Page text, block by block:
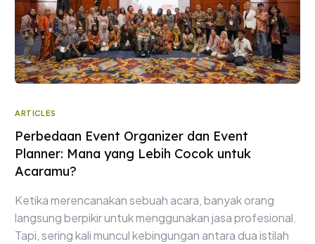
ARTICLES
Perbedaan Event Organizer dan Event
Planner: Mana yang Lebih Cocok untuk
Acaramu?
Ketika merencanakan sebuah acara, banyak orang
langsung berpikir untuk menggunakan jasa profesional.
Tapi, sering kali muncul kebingungan antara dua istilah